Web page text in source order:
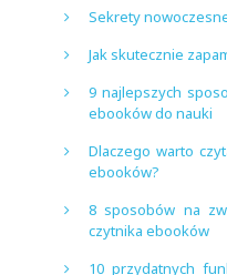
Sekrety
Jak skutecznie
9 najlepszych
ebooków do nauki
Dlaczego warto
ebooków?
8 sposobów na
czytnika ebooków
10 przydatnych